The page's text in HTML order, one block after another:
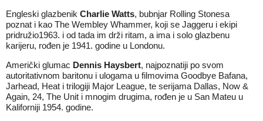
Engleski glazbenik Charlie Watts, bubnjar Rolling Stonesa
poznat i kao The Wembley Whammer, koji se Jaggeru i ekipi
pridružio1963. i od tada im drži ritam, a ima i solo glazbenu
karijeru, rođen je 1941. godine u Londonu.
Američki glumac Dennis Haysbert, najpoznatiji po svom
autoritativnom baritonu i ulogama u filmovima Goodbye Bafana,
Jarhead, Heat i trilogiji Major League, te serijama Dallas, Now &
Again, 24, The Unit i mnogim drugima, rođen je u San Mateu u
Kaliforniji 1954. godine.